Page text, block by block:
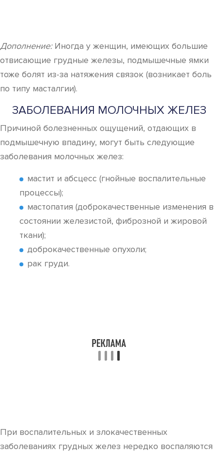
Дополнение:Иногда у женщин, имеющих большие
отвисающие грудные железы, подмышечные ямки
тоже болят из-за натяжения связок (возникает боль
по типу масталгии).
ЗАБОЛЕВАНИЯ МОЛОЧНЫХ ЖЕЛЕЗ
Причиной болезненных ощущений, отдающих в
подмышечную впадину, могут быть следующие
заболевания молочных желез:
мастит и абсцесс (гнойные воспалительные
процессы);
мастопатия (доброкачественные изменения в
состоянии железистой, фиброзной и жировой
ткани);
доброкачественные опухоли;
рак груди.
При воспалительных и злокачественных
заболеваниях грудных желез нередко воспаляются